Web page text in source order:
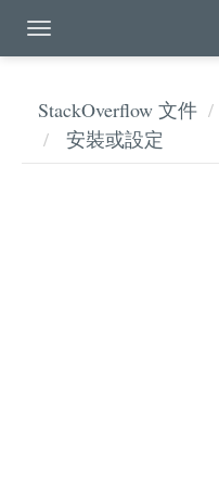
StackOverflow 文件
安裝或設定